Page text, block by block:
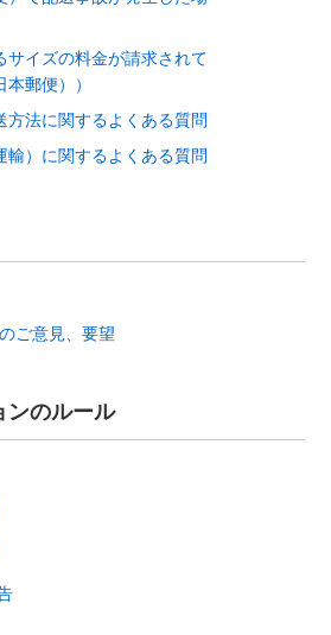
イズの料金が請求されて
郵便））
方法に関するよくある質問
輸）に関するよくある質問
ご意見、要望
のルール